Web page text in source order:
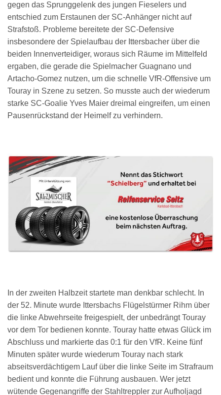
gegen das Sprunggelenk des jungen Fieselers und
entschied zum Erstaunen der SC-Anhänger nicht auf
Strafstoß. Probleme bereitete der SC-Defensive
insbesondere der Spielaufbau der Ittersbacher über die
beiden Innenverteidiger, woraus sich Räume im Mittelfeld
ergaben, die gerade die Spielmacher Guagnano und
Artacho-Gomez nutzen, um die schnelle VfR-Offensive um
Touray in Szene zu setzen. So musste auch der wiederum
starke SC-Goalie Yves Maier dreimal eingreifen, um einen
Pausenrückstand der Heimelf zu verhindern.
In der zweiten Halbzeit startete man denkbar schlecht. In
der 52. Minute wurde Ittersbachs Flügelstürmer Rihm über
die linke Abwehrseite freigespielt, der unbedrängt Touray
vor dem Tor bedienen konnte. Touray hatte etwas Glück im
Abschluss und markierte das 0:1 für den VfR. Keine fünf
Minuten später wurde wiederum Touray nach stark
abseitsverdächtigem Lauf über die linke Seite im Strafraum
bedient und konnte die Führung ausbauen. Wer jetzt
wütende Gegenangriffe der Stahltreppler zur Aufholjagd